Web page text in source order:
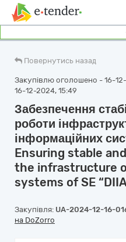
Повернутись назад
Закупівлю оголошено - 16-
16-12-2024, 15:49
Забезпечення
роботи
інформаційних
Ensuring stable
the infrastructure
systems of SE
Закупівля: UA-2024-12-16-
на DoZorro